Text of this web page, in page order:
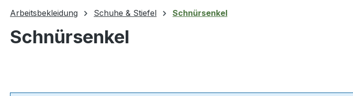
Arbeitsbekleidung Schuhe & Stiefel Schnürsenkel
Schnürsenkel